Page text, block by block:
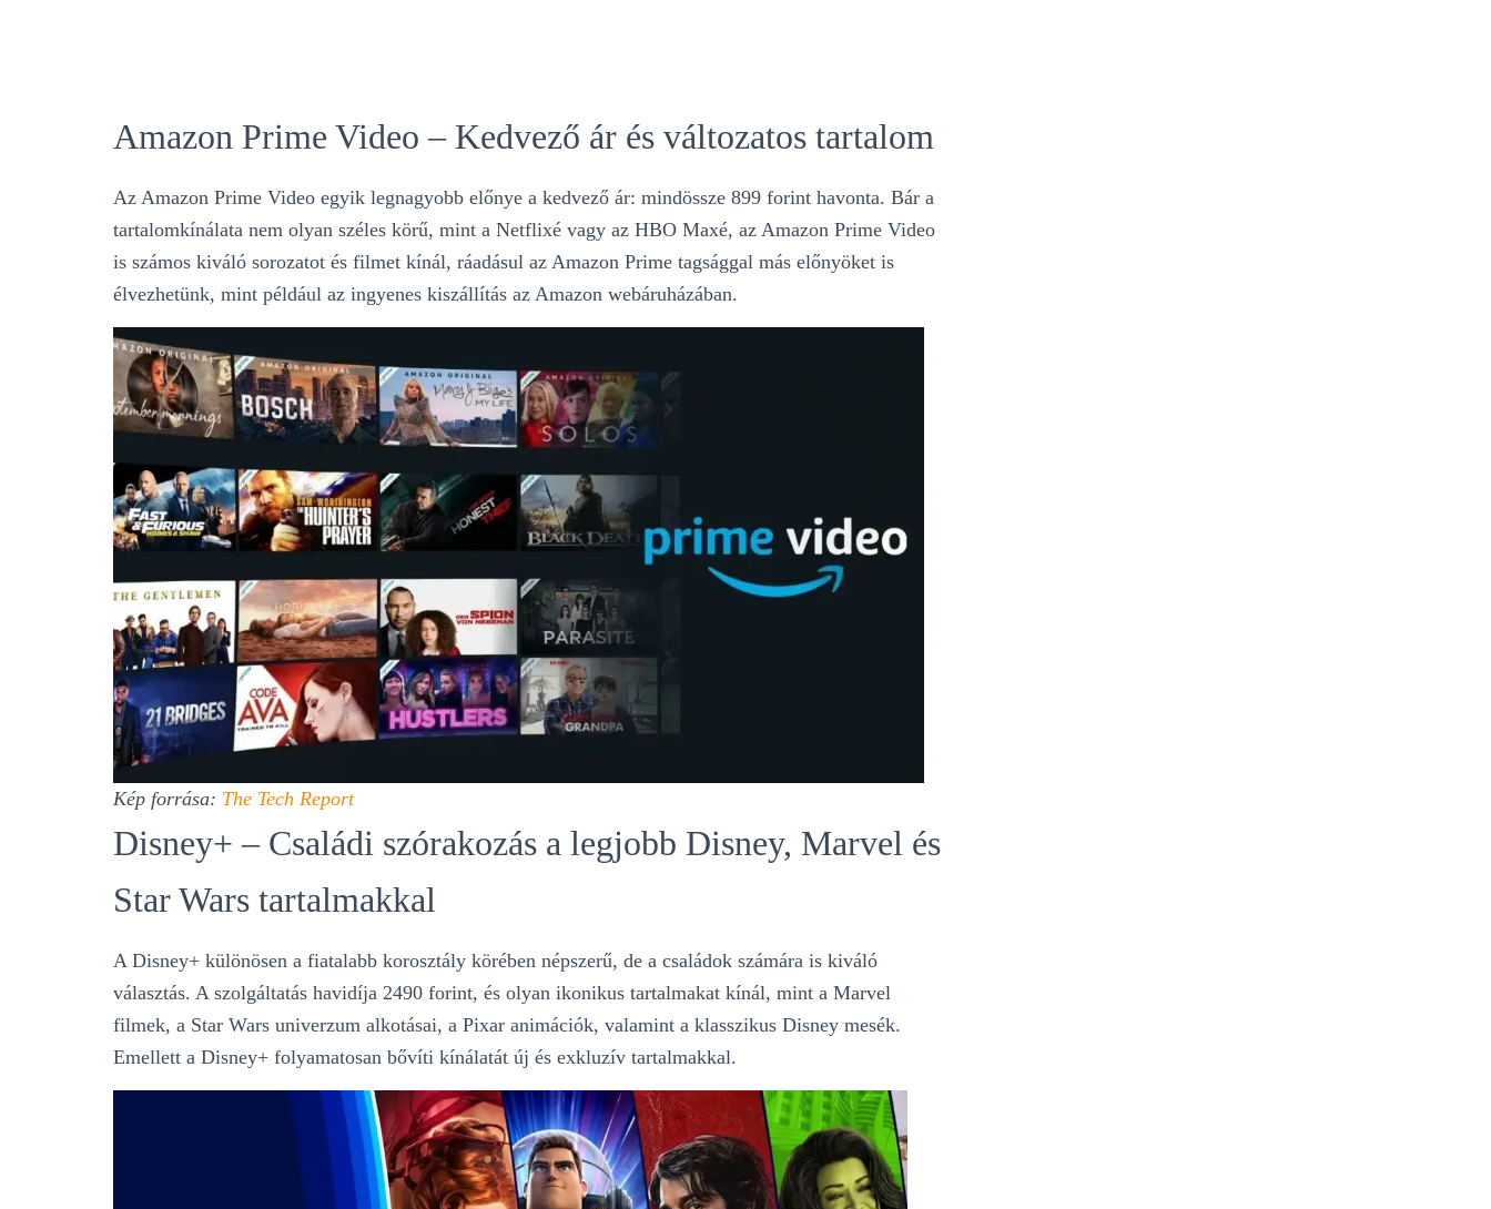
Amazon Prime Video – Kedvező ár és változatos tartalom
Az Amazon Prime Video egyik legnagyobb előnye a kedvező ár: mindössze 899 forint havonta. Bár a
tartalomkínálata nem olyan széles körű, mint a Netflixé vagy az HBO Maxé, az Amazon Prime Video
is számos kiváló sorozatot és filmet kínál, ráadásul az Amazon Prime tagsággal más előnyöket is
élvezhetünk, mint például az ingyenes kiszállítás az Amazon webáruházában​.
Kép forrása: The Tech Report
Disney+ – Családi szórakozás a legjobb Disney, Marvel és
Star Wars tartalmakkal
A Disney+ különösen a fiatalabb korosztály körében népszerű, de a családok számára is kiváló
választás. A szolgáltatás havidíja 2490 forint, és olyan ikonikus tartalmakat kínál, mint a Marvel
filmek, a Star Wars univerzum alkotásai, a Pixar animációk, valamint a klasszikus Disney mesék.
Emellett a Disney+ folyamatosan bővíti kínálatát új és exkluzív tartalmakkal​.